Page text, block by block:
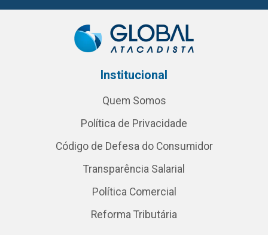
Institucional
Quem Somos
Política de Privacidade
Código de Defesa do Consumidor
Transparência Salarial
Política Comercial
Reforma Tributária